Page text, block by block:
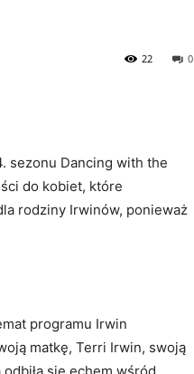
0
22
sezonu Dancing with the
do kobiet, które
rodziny Irwinów, ponieważ
programu Irwin
matkę, Terri Irwin, swoją